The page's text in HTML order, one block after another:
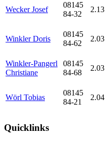
Wecker Josef
08145
84-32
2.13
Winkler Doris
08145
84-62
2.03
Winkler-Pangerl
Christiane
08145
84-68
2.03
Wörl Tobias
08145
84-21
2.04
Quicklinks